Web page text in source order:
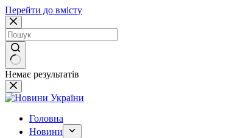
Перейти до вмісту
Немає результатів
Головна
Новини